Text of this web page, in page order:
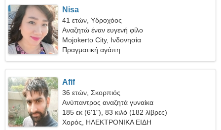
Nisa
41 ετών, Υδροχόος
Αναζητώ έναν ευγενή φίλο
Mojokerto City, Ινδονησία
Πραγματική αγάπη
Afif
36 ετών, Σκορπιός
Ανύπαντρος αναζητά γυναίκα
185 εκ (6'1"), 83 κιλό (182 λίβρες)
Χορός, ΗΛΕΚΤΡΟΝΙΚΑ ΕΙΔΗ